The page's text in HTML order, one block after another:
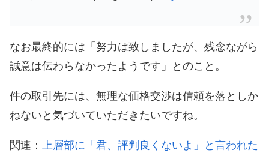
なお最終的には「努力は致しましたが、残念ながら
誠意は伝わらなかったようです」とのこと。
件の取引先には、無理な価格交渉は信頼を落としか
ねないと気づいていただきたいですね。
関連：
上層部に「君、評判良くないよ」と言われた